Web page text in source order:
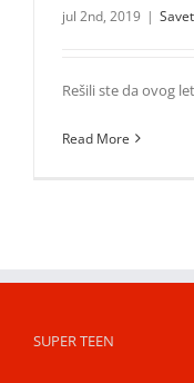
jul 2nd, 2019 |
Rešili ste da ovog
Read More
SUPER TEEN